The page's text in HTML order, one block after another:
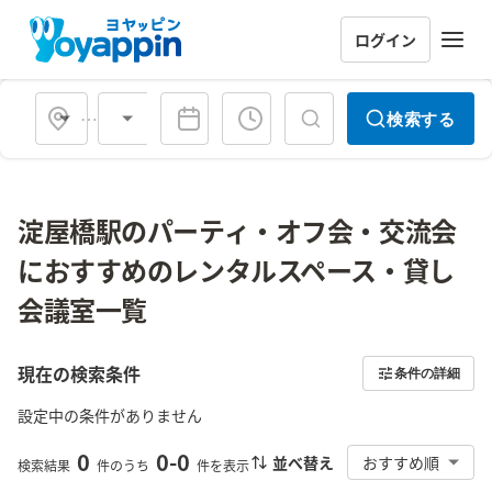
ログイン
会場タイプ 検索する
淀屋橋駅のパーティ・オフ会・交流会
におすすめのレンタルスペース・貸し
会議室一覧
現在の検索条件 条件の詳細
設定中の条件がありません
検索結果 0 件のうち 0-0 件を表示 並べ替え おすすめ順